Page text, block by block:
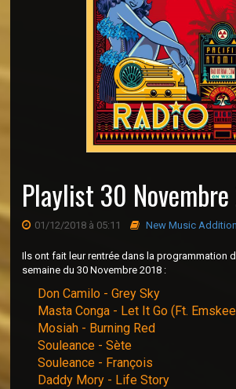
Playlist 30
01/12/2018 à 05:11 New Music Addition
Ils ont fait leur rentrée dans la programmation
semaine du 30 Novembre 2018 :
Don Camilo - Grey Sky
Masta Conga - Let It Go (Ft.
Mosiah - Burning Red
Souleance - Sète
Souleance - François
Daddy Mory - Life Story